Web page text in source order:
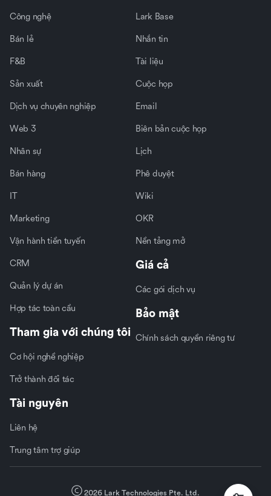
Công nghệ
Bán lẻ
F&B
Sản xuất
Dịch vụ chuyên nghiệp
Web 3
Nhân sự
Bán hàng
IT
Marketing
Vận hành tiền tuyến
CRM
Quản lý dự án
Hợp tác toàn cầu
Tham gia với chúng tôi
Cơ hội nghề nghiệp
Trở thành đối tác
Tài nguyên
Liên hệ
Trung tâm trợ giúp
Lark Base
Nhắn tin
Tài liệu
Cuộc họp
Email
Biên bản cuộc họp
Lịch
Phê duyệt
Wiki
OKR
Nền tảng mở
Giá cả
Các gói dịch vụ
Bảo mật
Chính sách quyền riêng tư
2026 Lark Technologies Pte. Ltd.